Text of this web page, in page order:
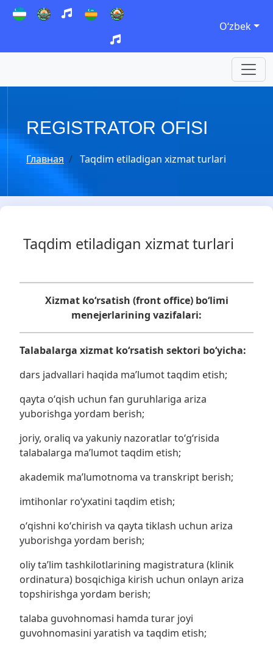
Oʻzbek
REGISTRATOR OFISI
Главная Taqdim etiladigan xizmat turlari
Taqdim etiladigan xizmat turlari
Xizmat koʻrsatish (front office) boʻlimi
menejerlarining vazifalari:
Talabalarga xizmat koʻrsatish sektori bo‘yicha:
dars jadvallari haqida maʼlumot taqdim etish;
qayta oʻqish uchun fan guruhlariga ariza
yuborishga yordam berish;
joriy, oraliq va yakuniy nazoratlar toʻgʻrisida
talabalarga maʼlumot taqdim etish;
akademik maʼlumotnoma va transkript berish;
imtihonlar roʻyxatini taqdim etish;
oʻqishni koʻchirish va qayta tiklash uchun ariza
yuborishga yordam berish;
oliy taʼlim tashkilotlarining magistratura (klinik
ordinatura) bosqichiga kirish uchun onlayn ariza
topshirishga yordam berish;
talaba guvohnomasi hamda turar joyi
guvohnomasini yaratish va taqdim etish;